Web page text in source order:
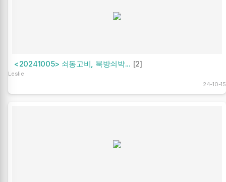
<20241005> 쇠동고비, 북방쇠박... [2]
Leslie
24-10-15